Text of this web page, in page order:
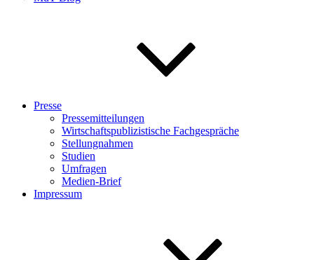
Presse
Pressemitteilungen
Wirtschaftspublizistische Fachgespräche
Stellungnahmen
Studien
Umfragen
Medien-Brief
Impressum